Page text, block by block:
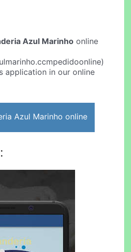
Azul Marinho online
application in our online
Azul Marinho online